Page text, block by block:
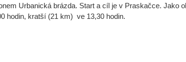
Urbanická brázda. Start a cíl je v Praskačce. Jako
hodin, kratší (21 km) ve 13,30 hodin.